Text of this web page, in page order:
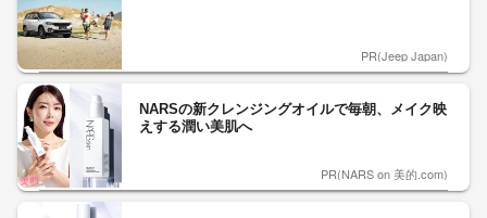
PR(Jeep Japan)
NARSの新クレンジングオイルで毎朝、メイク映
えする潤い美肌へ
PR(NARS on 美的.com)